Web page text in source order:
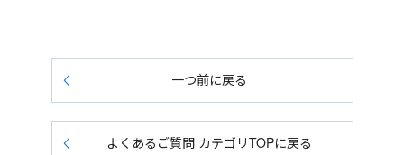
一つ前に戻る
よくあるご質問 カテゴリTOPに戻る